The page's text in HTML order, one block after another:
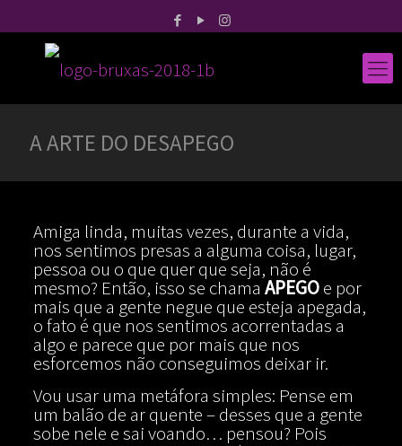
A ARTE DO DESAPEGO
Amiga linda, muitas vezes, durante a vida,
nos sentimos presas a alguma coisa, lugar,
pessoa ou o que quer que seja, não é
mesmo? Então, isso se chama APEGOe por
mais que a gente negue que esteja apegada,
o fato é que nos sentimos acorrentadas a
algo e parece que por mais que nos
esforcemos não conseguimos deixar ir.
Vou usar uma metáfora simples: Pense em
um balão de ar quente – desses que a gente
sobe nele e sai voando… pensou? Pois